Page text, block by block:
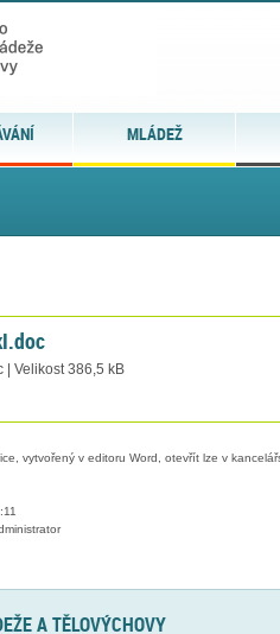
MLÁDEŽ
| Velikost 386,5 kB
vytvořený v editoru Word, otevřít lze v
A TĚLOVÝCHOVY